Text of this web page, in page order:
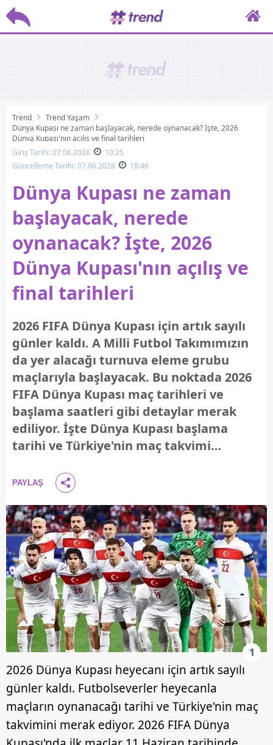
Trend
Trend Yaşam
Dünya Kupası ne zaman başlayacak, nerede oynanacak? İşte, 2026
Dünya Kupası'nın açılış ve final tarihleri
Giriş Tarihi: 07.06.2026
10:25
Güncelleme Tarihi: 07.06.2026
18:46
Dünya Kupası ne zaman
başlayacak, nerede
oynanacak? İşte, 2026
Dünya Kupası'nın açılış ve
final tarihleri
2026 FIFA Dünya Kupası için artık sayılı
günler kaldı. A Milli Futbol Takımımızın
da yer alacağı turnuva eleme grubu
maçlarıyla başlayacak. Bu noktada 2026
FIFA Dünya Kupası maç tarihleri ve
başlama saatleri gibi detaylar merak
ediliyor. İşte Dünya Kupası başlama
tarihi ve Türkiye'nin maç takvimi…
PAYLAŞ
1
2026 Dünya Kupası heyecanı için artık sayılı
günler kaldı. Futbolseverler heyecanla
maçların oynanacağı tarihi ve Türkiye'nin maç
takvimini merak ediyor. 2026 FIFA Dünya